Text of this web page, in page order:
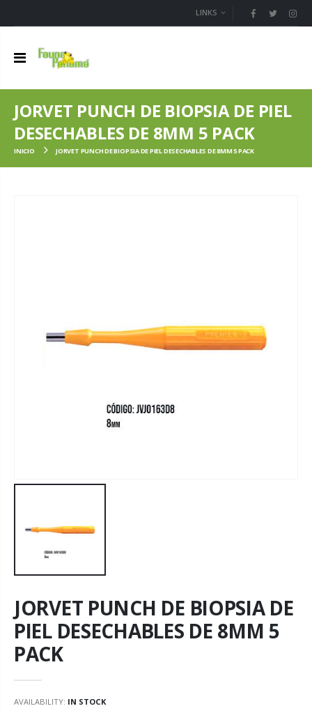
LINKS
JORVET PUNCH DE BIOPSIA DE PIEL
DESECHABLES DE 8MM 5 PACK
INICIO JORVET PUNCH DE BIOPSIA DE PIEL DESECHABLES DE 8MM 5 PACK
JORVET PUNCH DE BIOPSIA DE
PIEL DESECHABLES DE 8MM 5
PACK
AVAILABILITY: IN STOCK